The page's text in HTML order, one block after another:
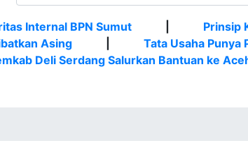
Internal BPN Sumut
Prinsip
Asing
Tata Usaha Punya
Deli Serdang Salurkan Bantuan ke